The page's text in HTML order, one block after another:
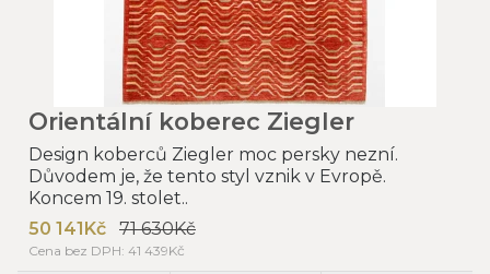
Orientální koberec Ziegler
Design koberců Ziegler moc persky nezní.
Důvodem je, že tento styl vznik v Evropě.
Koncem 19. stolet..
50 141Kč
71 630Kč
Cena bez DPH: 41 439Kč